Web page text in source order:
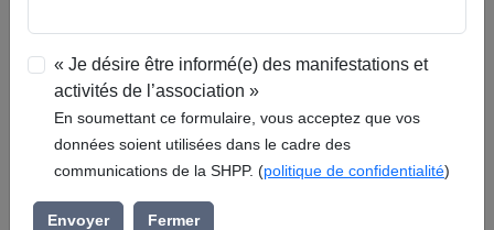
« Je désire être informé(e) des manifestations et
activités de l’association »
En soumettant ce formulaire, vous acceptez que vos
données soient utilisées dans le cadre des
communications de la SHPP. (politique de confidentialité)
Envoyer Fermer